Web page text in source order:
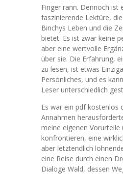
Finger rann. Dennoch ist
faszinierende Lektüre,
Binchys Leben und die
bietet. Es ist zwar keine
aber eine wertvolle
über sie. Die Erfahrung,
zu lesen, ist etwas
Persönliches, und es
Leser unterschiedlich
Es war ein pdf kostenlos
Annahmen
meine eigenen Vorurteile
konfrontieren, eine
aber letztendlich
eine Reise durch einen
Dialoge Wald, dessen